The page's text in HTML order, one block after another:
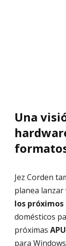
Una
Jez Corden
planea lanzar
los próximos
domésticos
próximas
para